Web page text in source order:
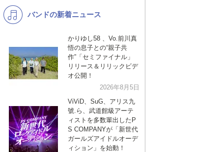
K-POP 演歌・歌謡
洋楽
VTuber ディズニー
バンドの新着ニュース
かりゆし58 、Vo.前川真
悟の息子との“親子共
作”「セミファイナル」
リリース＆リリックビデ
オ公開！
2026年8月5日
ViViD、SuG、アリス九
號.ら、武道館級アーテ
ィストを多数輩出したP
S COMPANYが「新世代
ガールズアイドルオーデ
ィション」を始動！